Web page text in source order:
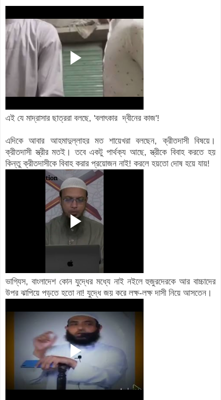
এই যে মাদ্রাসার ছাত্ররা বলছে, 'বলাৎকার দ্বীনের কাজ'!
এদিকে আবার আহমাদুল্লাহর মত শায়েখরা বলছেন, ক্রীতদাসী বিষয়ে।
ক্রীতদাসী স্ত্রীর মতই। তবে একটু পার্থক্য আছে, স্ত্রীকে বিবাহ করতে হয়
কিন্তু ক্রীতদাসীকে বিবাহ করার প্রয়োজন নাই! করলে হয়তো দোষ হয়ে যায়!
ভাগ্যিস, বাংলাদেশ কোন যুদ্ধের মধ্যে নাই নইলে হুজুরদেরকে আর বাচ্চাদের
উপর ঝাপিয়ে পড়তে হতো না! যুদ্ধে জয় করে লক্ষ-লক্ষ দাসী নিয়ে আসতেন।